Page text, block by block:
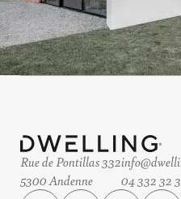
Rue de Pontillas 332
5300 Andenne
04 332 32